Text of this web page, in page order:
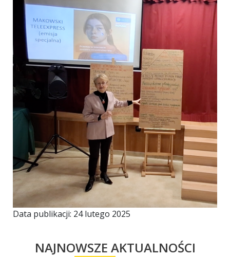
Data publikacji: 24 lutego 2025
NAJNOWSZE AKTUALNOŚCI